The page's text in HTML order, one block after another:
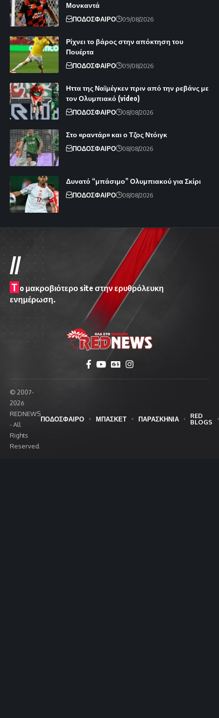
Μονκαντά
ΠΟΔΟΣΦΑΙΡΟ 09/08/2026
Ρίχνει το βάρος στην απόκτηση του
Πουέρτα
ΠΟΔΟΣΦΑΙΡΟ 09/08/2026
Ηττα της Ναϊμέγκεν πριν από την ρεβάνς με
τον Ολυμπιακό (video)
ΠΟΔΟΣΦΑΙΡΟ 08/08/2026
Στο «ραντάρ» και ο Τζος Ντόιγκ
ΠΟΔΟΣΦΑΙΡΟ 08/08/2026
Δυνατό “μπάσιμο” Ολυμπιακού για Σκίρι
ΠΟΔΟΣΦΑΙΡΟ 08/08/2026
//
T o μακροβιότερο site στην ερυθρόλευκη
ενημέρωση.
© 2007-
2026
REDNEWS
- All
Rights
Reserved.
ΠΟΔΟΣΦΑΙΡΟ ΜΠΑΣΚΕΤ ΠΑΡΑΣΚΗΝΙΑ
RED
BLOGS